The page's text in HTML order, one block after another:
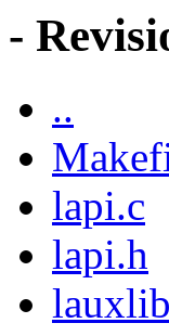
-
..
lapi.c
lapi.h